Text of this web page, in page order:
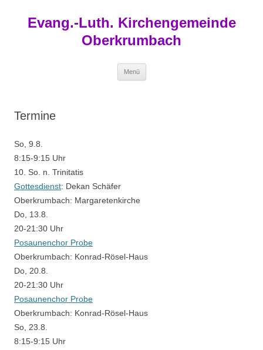
springen
Evang.-Luth. Kirchengemeinde
Oberkrumbach
Menü
Termine
So, 9.8.
8:15-9:15 Uhr
10. So. n. Trinitatis
Gottesdienst: Dekan Schäfer
Oberkrumbach: Margaretenkirche
Do, 13.8.
20-21:30 Uhr
Posaunenchor Probe
Oberkrumbach: Konrad-Rösel-Haus
Do, 20.8.
20-21:30 Uhr
Posaunenchor Probe
Oberkrumbach: Konrad-Rösel-Haus
So, 23.8.
8:15-9:15 Uhr